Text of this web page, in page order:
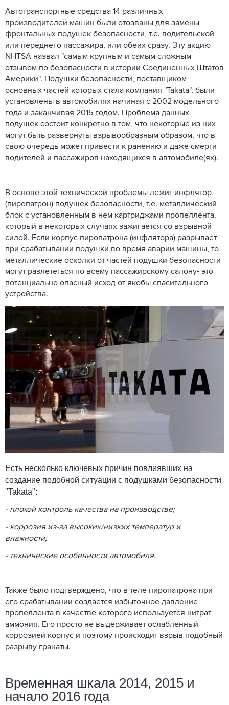
Автотранспортные средства 14 различных
производителей машин были отозваны для замены
фронтальных подушек безопасности, т.е. водительской
или переднего пассажира, или обеих сразу. Эту акцию
NHTSA назвал "самым крупным и самым сложным
отзывом по безопасности в истории Соединенных Штатов
Америки". Подушки безопасности, поставщиком
основных частей которых стала компания "Takata", были
установлены в автомобилях начиная с 2002 модельного
года и заканчивая 2015 годом. Проблема данных
подушек состоит конкретно в том, что некоторые из них
могут быть развернуты взрывообразным образом, что в
свою очередь может привести к ранению и даже смерти
водителей и пассажиров находящихся в автомобиле(ях).
В основе этой технической проблемы лежит инфлятор
(пиропатрон) подушек безопасности, т.е. металлический
блок с установленным в нем картриджами пропеллента,
который в некоторых случаях зажигается со взрывной
силой. Если корпус пиропатрона (инфлятора) разрывает
при срабатывании подушки во время аварии машины, то
металлические осколки от частей подушки безопасности
могут разлететься по всему пассажирскому салону- это
потенциально опасный исход от якобы спасительного
устройства.
Есть несколько ключевых причин повлиявших на
создание подобной ситуации с подушками безопасности
"Takata":
- плохой контроль качества на производстве;
- коррозия из-за высоких/низких температур и
влажности;
- технические особенности автомобиля.
Также было подтверждено, что в теле пиропатрона при
его срабатывании создается избыточное давление
пропеллента в качестве которого используется нитрат
аммония. Его просто не выдерживает ослабленный
коррозией корпус и поэтому происходит взрыв подобный
разрыву гранаты.
Временная шкала 2014, 2015 и
начало 2016 года